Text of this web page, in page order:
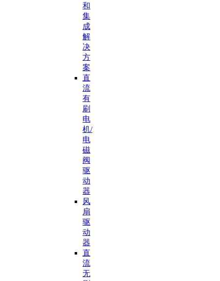
和
集
成
解
决
方
案
直
流
有
刷
电
机/
电
磁
阀
驱
动
器
风
扇
驱
动
器
直
流
无